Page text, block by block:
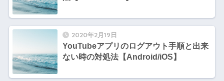
2020年2月19日
YouTubeアプリのログアウト手順と出来
ない時の対処法【Android/iOS】